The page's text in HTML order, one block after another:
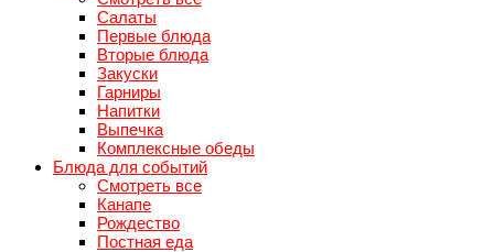
Салаты
Первые блюда
Вторые блюда
Закуски
Гарниры
Напитки
Выпечка
Комплексные обеды
Блюда для событий
Смотреть все
Канапе
Рождество
Постная еда